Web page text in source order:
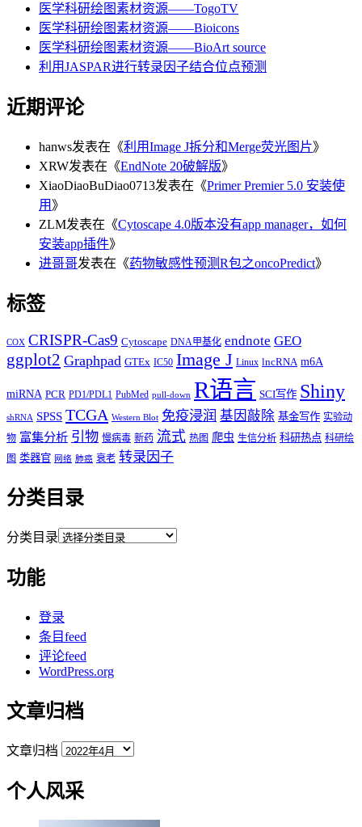
医学科研绘图素材资源——TogoTV
医学科研绘图素材资源——Bioicons
医学科研绘图素材资源——BioArt source
利用JASPAR进行转录因子结合位点预测
近期评论
hanws发表在《利用Image J拆分和Merge荧光图片》
XRW发表在《EndNote 20破解版》
XiaoDiaoBuDiao0713发表在《Primer Premier 5.0 安装使
用 》
ZLM发表在《Cytoscape 4.0版本没有app manager，如何
安装app插件》
进哥哥发表在《药物敏感性预测R包之oncoPredict》
标签
COX CRISPR-Cas9 Cytoscape DNA甲基化 endnote GEO
ggplot2 Graphpad GTEx IC50 Image J Linux lncRNA m6A
miRNA PCR PD1/PDL1 PubMed pull-down R语言 SCI写作 Shiny
shRNA SPSS TCGA Western Blot 免疫浸润 基因敲除 基金写作 实验动
物 富集分析 引物 慢病毒 新药 流式 热图 爬虫 生信分析 科研热点 科研绘
图 类器官 网络 肺癌 衰老 转录因子
分类目录
分类目录
功能
登录
条目feed
评论feed
WordPress.org
文章归档
文章归档
个人风采